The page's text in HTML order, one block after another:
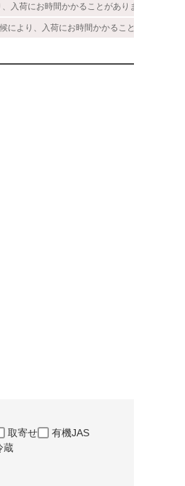
入荷にお時間かかることがあります】
により、入荷にお時間かかることがあります
取寄せ
有機JAS
蔵